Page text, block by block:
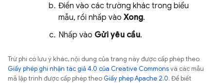
Điền vào các trường khác trong biểu
mẫu, rồi nhấp vào Xong.
Nhấp vào Gửi yêu cầu.
Trừ phi có lưu ý khác, nội dung của trang này được cấp phép theo
Giấy phép ghi nhận tác giả 4.0 của Creative Commonsvà các mẫu
mã lập trình được cấp phép theoGiấy phép Apache 2.0. Để biết